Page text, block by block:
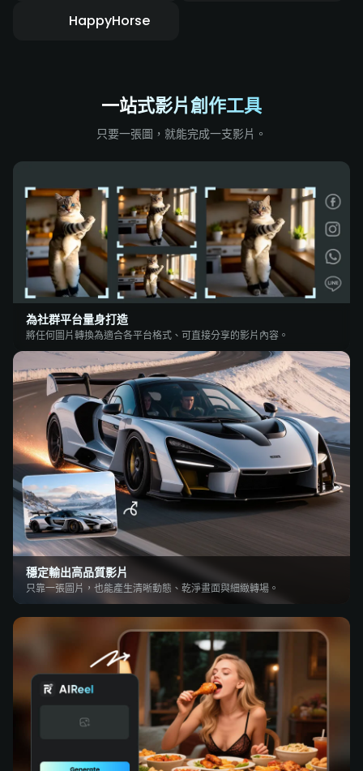
HappyHorse
一站式影片創作工具
只要一張圖，就能完成一支影片。
為社群平台量身打造
將任何圖片轉換為適合各平台格式、可直接分享的影片內容。
穩定輸出高品質影片
只靠一張圖片，也能產生清晰動態、乾淨畫面與細緻轉場。